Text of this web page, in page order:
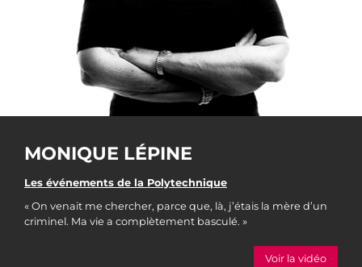
MONIQUE LÉPINE
Les événements de la Polytechnique
« On venait me chercher, parce que, là, j’étais la mère d’un
criminel. Ma vie a complètement basculé. »
Voir la vidéo